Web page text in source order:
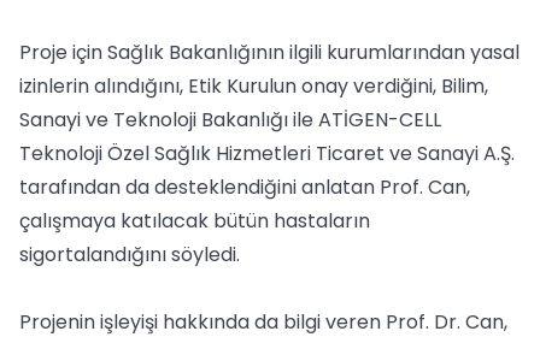
Proje için Sağlık Bakanlığının ilgili kurumlarından yasal
izinlerin alındığını, Etik Kurulun onay verdiğini, Bilim,
Sanayi ve Teknoloji Bakanlığı ile ATİGEN-CELL
Teknoloji Özel Sağlık Hizmetleri Ticaret ve Sanayi A.Ş.
tarafından da desteklendiğini anlatan Prof. Can,
çalışmaya katılacak bütün hastaların
sigortalandığını söyledi.
Projenin işleyişi hakkında da bilgi veren Prof. Dr. Can,